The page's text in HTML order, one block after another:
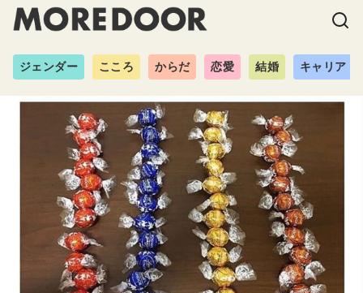
ジェンダー こころ からだ 恋愛 結婚 キャリア